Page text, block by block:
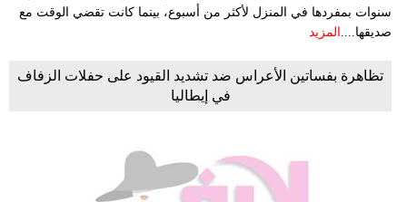
سنوات بمفردها في المنزل لأكثر من أسبوع، بينما كانت تقضي الوقت مع
صديقها....
المزيد
تظاهرة بفساتين الأعراس ضد تشديد القيود على حفلات الزفاف
في إيطاليا